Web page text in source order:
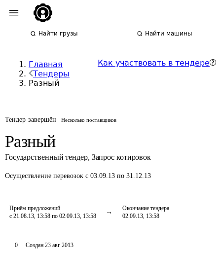
Найти грузы Найти машины
Главная
Тендеры
Разный
Как участвовать в тендере
Тендер завершён Несколько поставщиков
Разный
Государственный тендер, Запрос котировок
Осуществление перевозок с 03.09.13 по 31.12.13
Приём предложений
с 21.08.13, 13:58 по 02.09.13, 13:58
Окончание тендера
02.09.13, 13:58
0 Создан 23 авг 2013